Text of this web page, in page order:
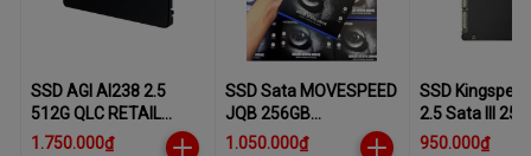
SSD AGI AI238 2.5
512G QLC RETAIL
COLOR BOX
1.750.000₫
SSD Sata MOVESPEED
JQB 256GB
550mb/480Mb/s
1.050.000₫
SSD Kingspec
2.5 Sata III
950.000₫